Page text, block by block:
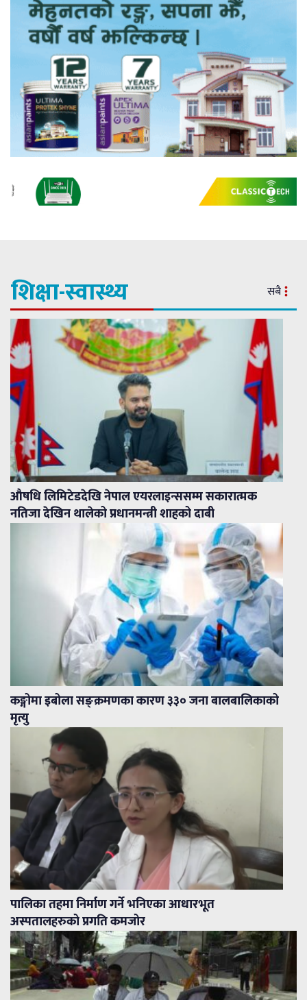
शिक्षा-स्वास्थ्य सबै
औषधि लिमिटेडदेखि नेपाल एयरलाइन्ससम्म सकारात्मक
नतिजा देखिन थालेको प्रधानमन्त्री शाहको दाबी
कङ्गोमा इबोला सङ्क्रमणका कारण ३३० जना बालबालिकाको
मृत्यु
पालिका तहमा निर्माण गर्ने भनिएका आधारभूत
अस्पतालहरुको प्रगति कमजोर